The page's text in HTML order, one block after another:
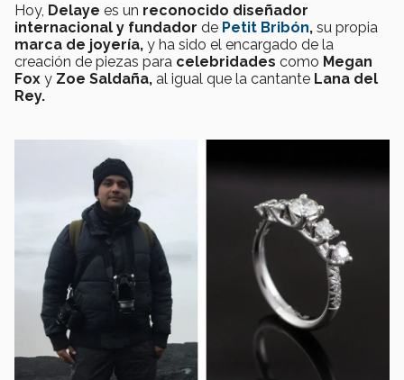
Hoy, Delaye es un reconocido diseñador
internacional y fundador de Petit Bribón, su propia
marca de joyería, y ha sido el encargado de la
creación de piezas para celebridades como Megan
Fox y Zoe Saldaña, al igual que la cantante Lana del
Rey.